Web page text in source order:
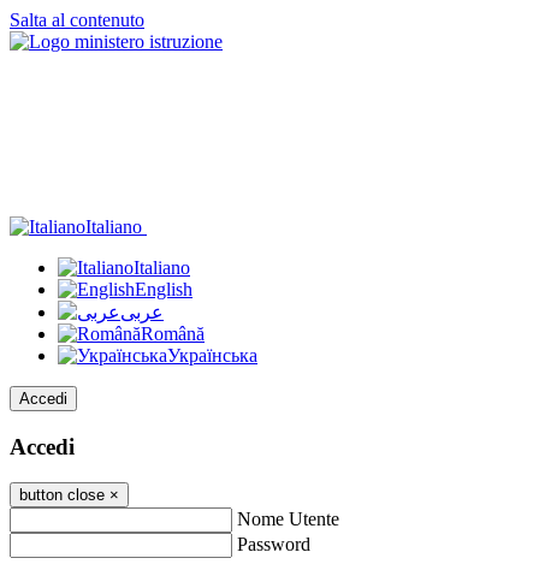
Salta al contenuto
Italiano
Italiano
English
عربى
Română
Українська
Accedi
Accedi
button close ×
Nome Utente
Password